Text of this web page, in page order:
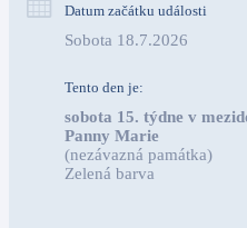
Datum začátku události
Sobota 18.7.2026
Tento den je:
sobota 15. týdne v
Panny Marie
(nezávazná památka)